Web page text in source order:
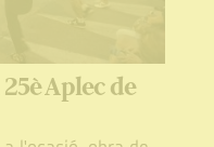
Aplec de